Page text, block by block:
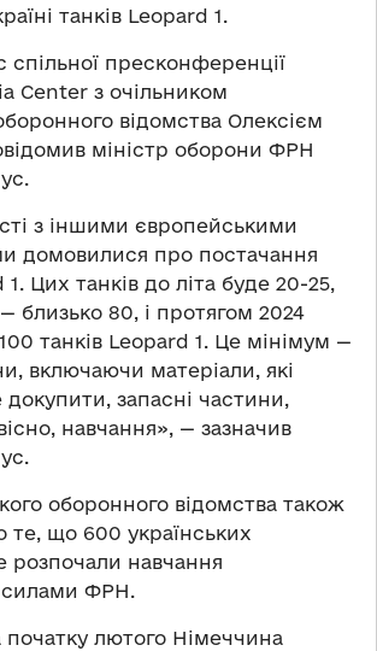
танків Leopard 1.
спільної пресконференції
Center з очільником
відомства Олексієм
міністр оборони ФРН
з іншими європейськими
домовилися про постачання
1. Цих танків до літа буде 20-25,
близько 80, і протягом 2024
танків Leopard 1. Це мінімум —
включаючи матеріали, які
докупити, запасні частини,
навчання», — зазначив
оборонного відомства також
те, що 600 українських
розпочали навчання
силами ФРН.
лютого Німеччина